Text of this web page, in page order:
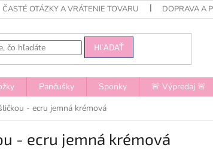
ČASTÉ OTÁZKY A VRÁTENIE TOVARU DOPRAVA A
HĽADAŤ
Pančušky Sponky 🚨 Výpredaj 🚨
- ecru jemná krémová
- ecru jemná krémová